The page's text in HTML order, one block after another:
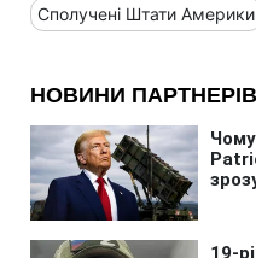
Сполучені Штати Америки